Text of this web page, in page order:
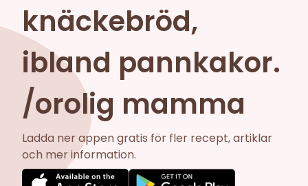
knäckebröd,
ibland pannkakor.
/orolig mamma
Ladda ner appen gratis för fler recept, artiklar
och mer information.